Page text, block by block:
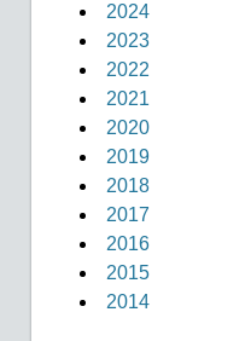
2024
2023
2022
2021
2020
2019
2018
2017
2016
2015
2014